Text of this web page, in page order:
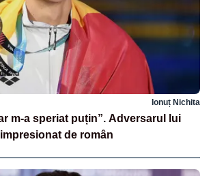
Ionuț Nichita
m-a speriat puțin”. Adversarul lui
de român